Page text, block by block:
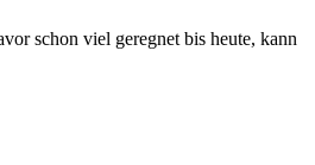
schon viel geregnet bis heute, kann